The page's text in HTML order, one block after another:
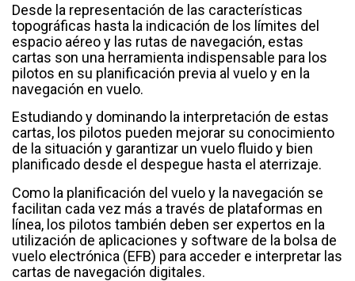
Desde la representación de las características
topográficas hasta la indicación de los límites del
espacio aéreo y las rutas de navegación, estas
cartas son una herramienta indispensable para los
pilotos en su planificación previa al vuelo y en la
navegación en vuelo.
Estudiando y dominando la interpretación de estas
cartas, los pilotos pueden mejorar su conocimiento
de la situación y garantizar un vuelo fluido y bien
planificado desde el despegue hasta el aterrizaje.
Como la planificación del vuelo y la navegación se
facilitan cada vez más a través de plataformas en
línea, los pilotos también deben ser expertos en la
utilización de aplicaciones y software de la bolsa de
vuelo electrónica (EFB) para acceder e interpretar las
cartas de navegación digitales.